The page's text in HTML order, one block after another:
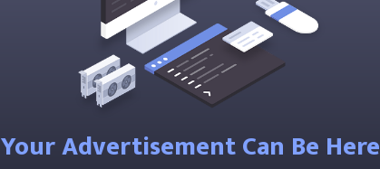
Your Advertisement Can Be Here